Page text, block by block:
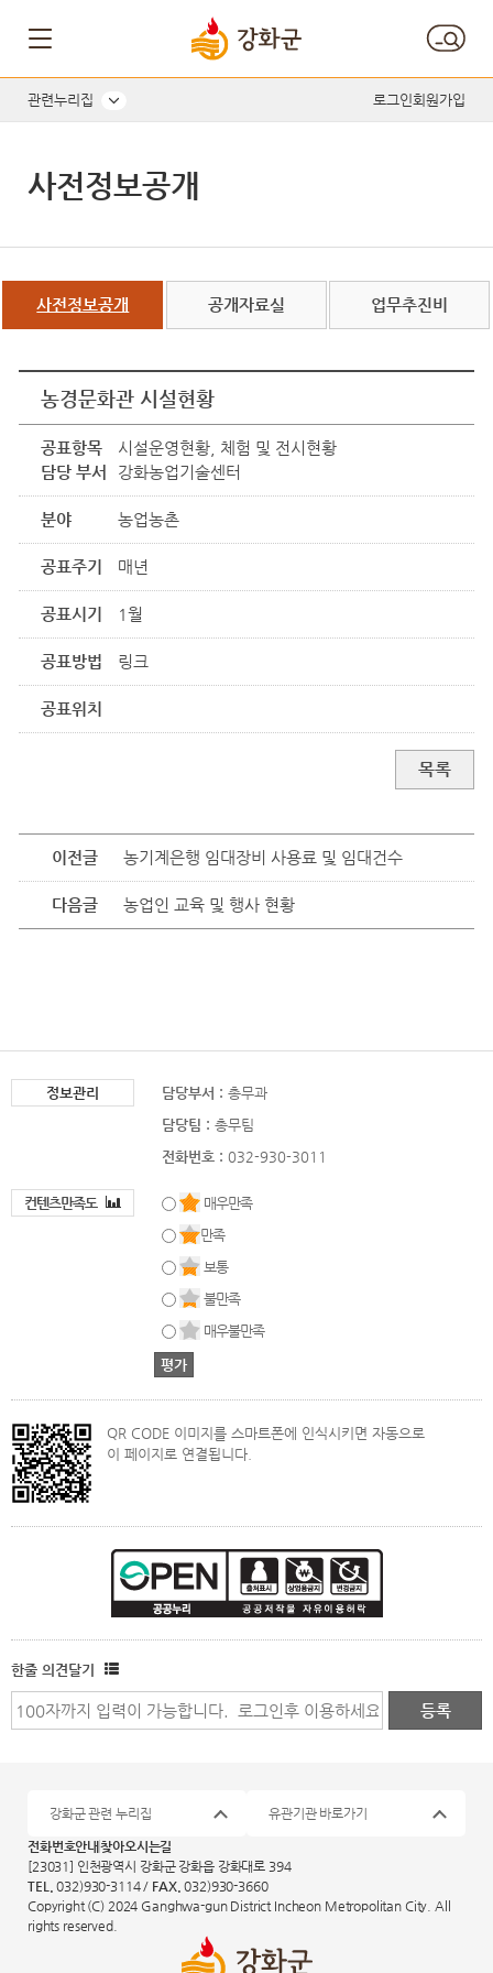
관련누리집 로그인회원가입
사전정보공개
사전정보공개 공개자료실 업무추진비
농경문화관 시설현황
공표항목
시설운영현황, 체험 및 전시현황
담당 부서
강화농업기술센터
분야 농업농촌
공표주기 매년
공표시기 1월
공표방법 링크
공표위치
목록
이전글 농기계은행 임대장비 사용료 및 임대건수
다음글 농업인 교육 및 행사 현황
정보관리 담당부서 : 총무과
담당팀 : 총무팀
전화번호 : 032-930-3011
컨텐츠만족도
매우만족
만족
보통
불만족
매우불만족
QR CODE 이미지를 스마트폰에 인식시키면 자동으로
이 페이지로 연결됩니다.
한줄 의견달기
전화번호안내 찾아오시는길
[23031] 인천광역시 강화군 강화읍 강화대로 394
TEL.
032)930-3114 / FAX. 032)930-3660
Copyright (C) 2024 Ganghwa-gun District Incheon Metropolitan City. All
rights reserved.
강화군 관련 누리집 유관기관 바로가기